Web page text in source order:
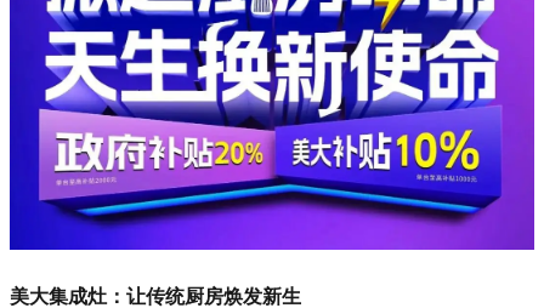
美大集成灶：让传统厨房焕发新生